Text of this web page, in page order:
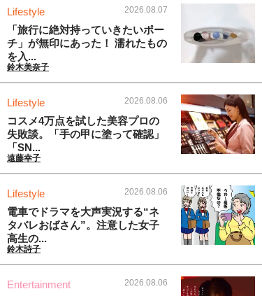
Lifestyle 2026.08.07
「旅行に絶対持っていきたいポー
チ」が無印にあった！ 濡れたもの
を入...
鈴木美奈子
Lifestyle 2026.08.06
コスメ4万点を試した美容プロの
失敗談。「手の甲に塗って確認」
「SN...
遠藤幸子
Lifestyle 2026.08.06
電車でドラマを大声実況する“ネ
タバレおばさん”。注意した女子
高生の...
鈴木詩子
Entertainment 2026.08.06